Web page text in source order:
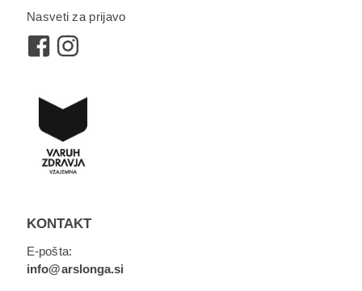
Nasveti za prijavo
KONTAKT
E-pošta:
info@arslonga.si